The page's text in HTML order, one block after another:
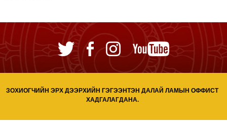
ЗОХИОГЧИЙН ЭРХ ДЭЭРХИЙН ГЭГЭЭНТЭН ДАЛАЙ ЛАМЫН ОФФИСТ
ХАДГАЛАГДАНА.